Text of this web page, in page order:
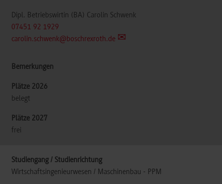
Dipl. Betriebswirtin (BA) Carolin Schwenk
07451 92 1929
carolin.schwenk@boschrexroth.de
belegt
frei
Wirtschaftsingenieurwesen / Maschinenbau - PPM